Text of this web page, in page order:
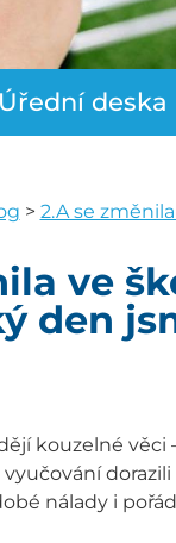
Úřední deska
> 2.A se
ve
den
kouzelné
nálady i